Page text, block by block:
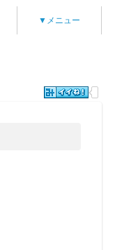
▼メニュー